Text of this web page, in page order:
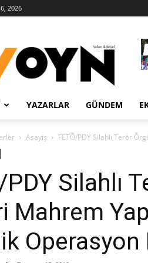
2026
Haber
YAZARLAR GÜNDEM
Asayiş FETÖ/PDY Silahlı Terör
PDY Silahlı
Mahrem
Operasyon